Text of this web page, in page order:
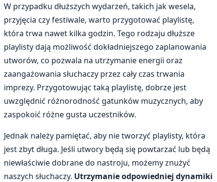
W przypadku dłuższych wydarzeń, takich jak wesela,
przyjęcia czy festiwale, warto przygotować playlistę,
która trwa nawet kilka godzin. Tego rodzaju dłuższe
playlisty dają możliwość dokładniejszego zaplanowania
utworów, co pozwala na utrzymanie energii oraz
zaangażowania słuchaczy przez cały czas trwania
imprezy. Przygotowując taką playlistę, dobrze jest
uwzględnić różnorodność gatunków muzycznych, aby
zaspokoić różne gusta uczestników.
Jednak należy pamiętać, aby nie tworzyć playlisty, która
jest zbyt długa. Jeśli utwory będą się powtarzać lub będą
niewłaściwie dobrane do nastroju, możemy znużyć
naszych słuchaczy. Utrzymanie odpowiedniej dynamiki